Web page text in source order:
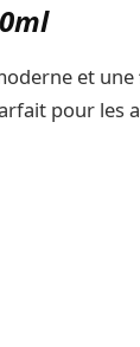
et une
pour les